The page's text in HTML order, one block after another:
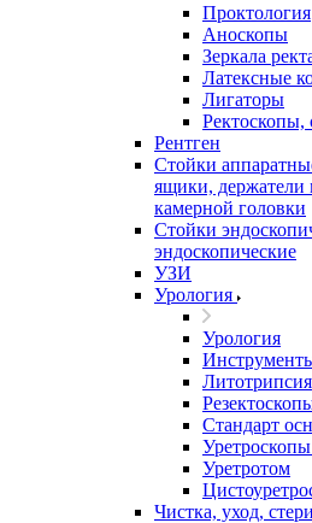
Проктология
Аноскопы
Зеркала
Латексные
Лигаторы
Ректоскопы,
Рентген
Стойки
ящики, держатели
камерной головки
Стойки
эндоскопические
УЗИ
Урология
Урология
Литотрипсия
Стандарт
Уретротом
Чистка, уход,